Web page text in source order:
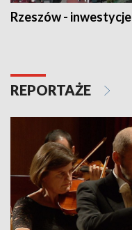
Rzeszów - inwestycje
REPORTAŻE